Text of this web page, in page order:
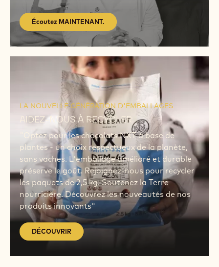
Nouveau podcast.
THE CHOCOLATIER'S KITCHEN PODCAST
SUR LA DURÉE DE CONSERVATION.
Accordez-vous à notre podcast où des chefs
experts discutent de l'extension de la durée de
conservation des produits tout en préservant
la qualité artisanale. Des informations
inestimables vous attendent.
Écoutez MAINTENANT.
Écoutez
MAINTENANT.
LA NOUVELLE GÉNÉRATION D'EMBALLAGES
AIDEZ-NOUS À RECYCLER
"Optez pour les chocolats NXT à base de
DÉCOUVRIR
DÉCOUVRIR